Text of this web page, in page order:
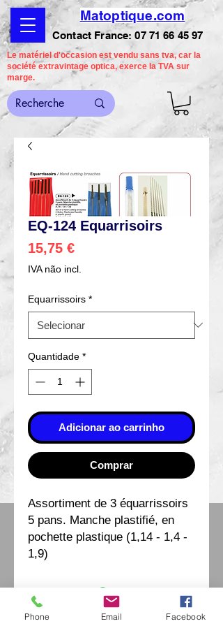
Matoptique.com
Contact France:07 71 66 45 97
Le matériel d'occasion est vendu sans tva, car la
société extravintage optica, exerce la TVA sur
marge.
EQ-124 Equarrisoirs
15,75 €Preço
IVA não incl.
Equarrissoirs *
Quantidade *
Adicionar ao carrinho
Comprar
Assortiment de 3 équarrissoirs
5 pans. Manche plastifié, en
pochette plastique (1,14 - 1,4 -
1,9)
Eurl Extravintage Optica
Phone Email Facebook